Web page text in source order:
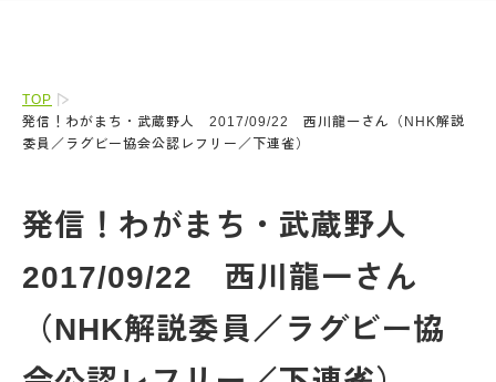
TOP
発信！わがまち・武蔵野人 2017/09/22 西川龍一さん（NHK解説
委員／ラグビー協会公認レフリー／下連雀）
発信！わがまち・武蔵野人
2017/09/22 西川龍一さん
（NHK解説委員／ラグビー協